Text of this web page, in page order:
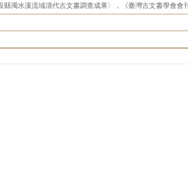
縣濁水溪流域清代古文書調查成果〉，《臺灣古文書學會會